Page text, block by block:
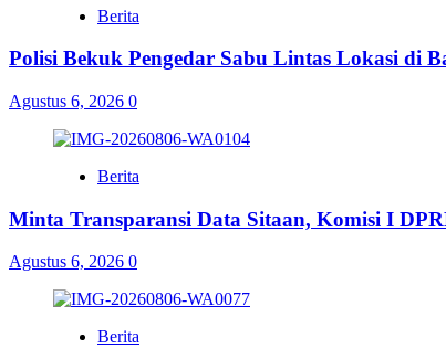
Berita
Polisi Bekuk Pengedar Sabu Lintas Lokasi di
Agustus 6, 2026 0
Berita
Minta Transparansi Data Sitaan, Komisi I
Agustus 6, 2026 0
Berita